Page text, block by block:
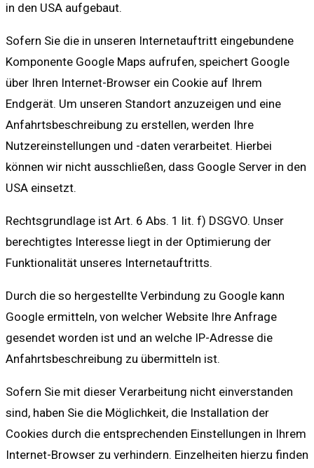
in den USA aufgebaut.
Sofern Sie die in unseren Internetauftritt eingebundene
Komponente Google Maps aufrufen, speichert Google
über Ihren Internet-Browser ein Cookie auf Ihrem
Endgerät. Um unseren Standort anzuzeigen und eine
Anfahrtsbeschreibung zu erstellen, werden Ihre
Nutzereinstellungen und -daten verarbeitet. Hierbei
können wir nicht ausschließen, dass Google Server in den
USA einsetzt.
Rechtsgrundlage ist Art. 6 Abs. 1 lit. f) DSGVO. Unser
berechtigtes Interesse liegt in der Optimierung der
Funktionalität unseres Internetauftritts.
Durch die so hergestellte Verbindung zu Google kann
Google ermitteln, von welcher Website Ihre Anfrage
gesendet worden ist und an welche IP-Adresse die
Anfahrtsbeschreibung zu übermitteln ist.
Sofern Sie mit dieser Verarbeitung nicht einverstanden
sind, haben Sie die Möglichkeit, die Installation der
Cookies durch die entsprechenden Einstellungen in Ihrem
Internet-Browser zu verhindern. Einzelheiten hierzu finden